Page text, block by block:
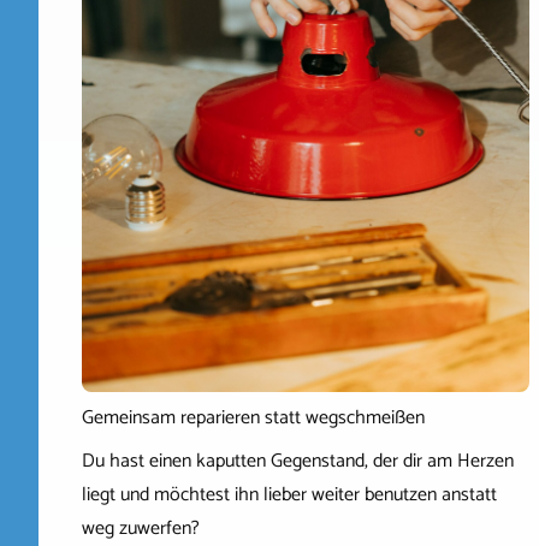
Gemeinsam reparieren statt wegschmeißen
Du hast einen kaputten Gegenstand, der dir am Herzen
liegt und möchtest ihn lieber weiter benutzen anstatt
weg zuwerfen?